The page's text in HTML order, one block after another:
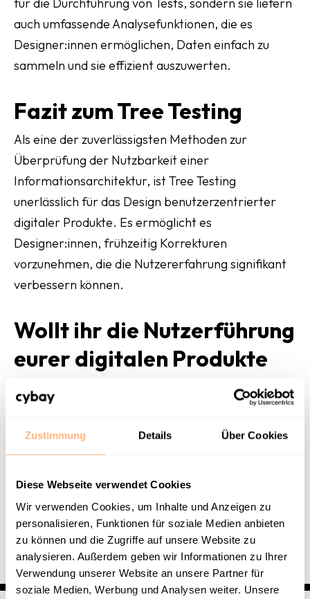
Zustimmung Details Über Cookies
Diese Webseite verwendet Cookies
Wir verwenden Cookies, um Inhalte und Anzeigen zu
personalisieren, Funktionen für soziale Medien anbieten
zu können und die Zugriffe auf unsere Website zu
analysieren. Außerdem geben wir Informationen zu Ihrer
Verwendung unserer Website an unsere Partner für
soziale Medien, Werbung und Analysen weiter. Unsere
auch umfassende Analysefunktionen, die es
Designer:innen ermöglichen, Daten einfach zu
sammeln und sie effizient auszuwerten.
Fazit zum Tree Testing
Als eine der zuverlässigsten Methoden zur
Überprüfung der Nutzbarkeit einer
Informationsarchitektur, ist Tree Testing
unerlässlich für das Design benutzerzentrierter
digitaler Produkte. Es ermöglicht es
Designer:innen, frühzeitig Korrekturen
vorzunehmen, die die Nutzererfahrung signifikant
verbessern können.
Wollt ihr die Nutzerführung
eurer digitalen Produkte
nachhaltig optimieren?
Erstgespräch.
ZURÜCK ZUM GLOSSAR